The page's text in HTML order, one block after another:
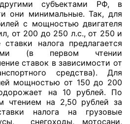
КО
субъектами РФ, в
они минимальные. Так, для
с мощностью двигателя
от 200 до 250 л.с., от 250 и
налога предлагается
(в первом чтении
ставок в зависимости от
средства). Для
мощностью от 150 до 200
на 10 рублей. По
чтением на 2,50 рублей за
налога на грузовые
снегоходы, мотосани,